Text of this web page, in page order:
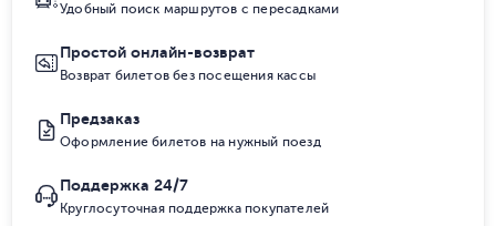
Удобный поиск маршрутов с пересадками
Простой онлайн-возврат
Возврат билетов без посещения кассы
Предзаказ
Оформление билетов на нужный поезд
Поддержка 24/7
Круглосуточная поддержка покупателей